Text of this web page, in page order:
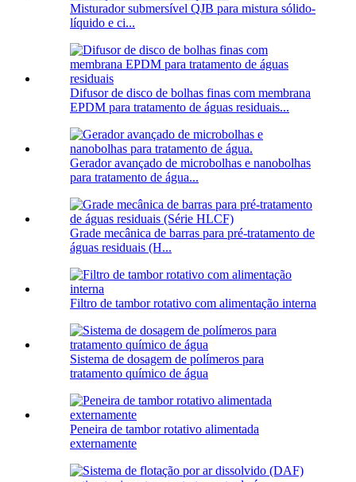
Misturador submersível QJB para mistura sólido-
líquido e ci...
Difusor de disco de bolhas finas com membrana
EPDM para tratamento de águas residuais...
Gerador avançado de microbolhas e nanobolhas
para tratamento de água...
Grade mecânica de barras para pré-tratamento de
águas residuais (H...
Filtro de tambor rotativo com alimentação interna
Sistema de dosagem de polímeros para
tratamento químico de água
Peneira de tambor rotativo alimentada
externamente